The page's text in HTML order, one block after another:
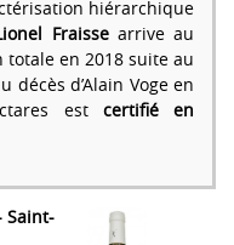
hiérarchique
Fraissearrive au
en 2018 suite au
décès d’Alain Voge en
est certifié en
Saint-